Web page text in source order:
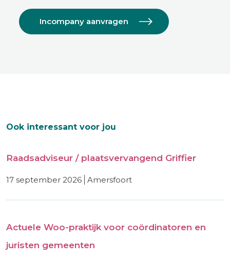
Incompany aanvragen
Ook interessant voor jou
Raadsadviseur / plaatsvervangend Griffier
17 september 2026 amersfoort
Actuele Woo-praktijk voor coördinatoren en
juristen gemeenten